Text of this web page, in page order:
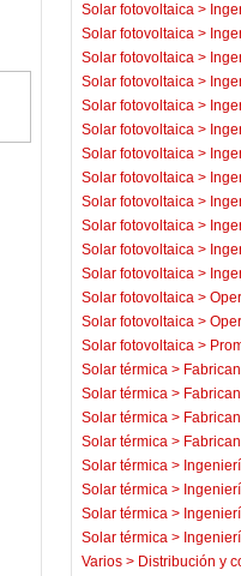
Solar fotovoltaica >
Solar fotovoltaica >
Solar fotovoltaica >
Solar fotovoltaica >
Solar fotovoltaica >
Solar fotovoltaica >
Solar fotovoltaica >
Solar fotovoltaica >
Solar fotovoltaica >
Solar fotovoltaica >
Solar fotovoltaica >
Solar fotovoltaica >
Solar fotovoltaica >
Solar fotovoltaica >
Solar fotovoltaica >
Solar térmica >
Solar térmica >
Solar térmica >
Solar térmica >
Solar térmica >
Solar térmica >
Solar térmica >
Solar térmica >
Varios > Distribución y